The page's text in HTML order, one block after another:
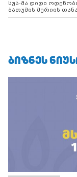
სუს-მა დიდი ოდენობით ქრთამის მოთხოვნისა და აღების ფაქტზე
ბათუმის მერიის
ᲑᲘᲖᲜᲔᲡ